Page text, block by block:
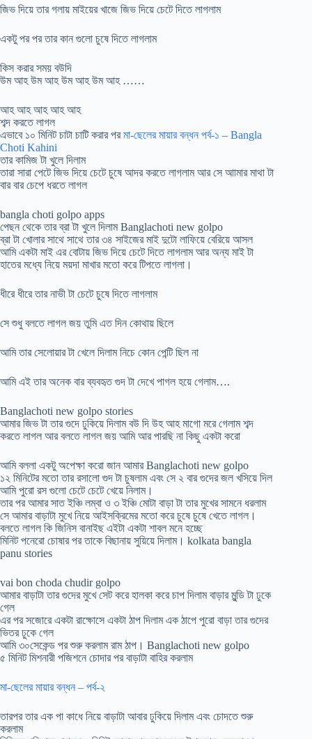
জিভ দিয়ে তার গলায় মাইয়ের খাজে জিভ দিয়ে চেটে দিতে লাগলাম
একটু পর পর তার কান গুলো চুষে দিতে লাগলাম
কিস করার সময় বউদি
উম আহ উম আহ উম আহ উম আহ ……
আহ আহ আহ আহ আহ
শব্দ করতে লাগল
এভাবে ১০ মিনিট চাটা চাটি করার পরমা-ছেলের মায়ার বন্ধন পর্ব-১ – Bangla
Choti Kahini
তার কামিজ টা খুলে দিলাম
তারা সারা পেটে জিভ দিয়ে চেটে চুষে আদর করতে লাগলাম আর সে আামার মাথা টা
বার বার চেপে ধরতে লাগল
bangla choti golpo apps
পেছন থেকে তার ব্রা টা খুলে দিলাম Banglachoti new golpo
ব্রা টা খোলার সাথে সাথে তার ৩৪ সাইজের মাই দুটো লাফিয়ে বেরিয়ে আসল
আমি একটা মাই এর বোটায় জিভ দিয়ে চেটে দিতে লাগলাম আর অন্য মাই টা
হাতের মধ্যে নিয়ে ময়দা মাখার মতো করে টিপতে লাগলা।
ধীরে ধীরে তার নাভী টা চেটে চুষে দিতে লাগলাম
সে শুধু বলতে লাগল জয় তুমি এত দিন কোথায় ছিলে
আমি তার সেলোয়ার টা খেলে দিলাম নিচে কোন পেন্টি ছিল না
আমি এই তার অনেক বার ব্যবহৃত গুদ টা দেখে পাগল হয়ে গেলাম….
Banglachoti new golpo stories
আমার জিভ টা তার গুদে ঢুকিয়ে দিলাম বউ দি উহ আহ মাগো মরে গেলাম শব্দ
করতে লাগল আর বলতে লাগল জয় আমি আর পারছি না কিছু একটা করো
আমি বললা একটু অপেক্ষা করো জান আমার Banglachoti new golpo
১২ মিনিটের মতো তার রসালো গুদ টা চুষলাম এবং সে ২ বার গুদের জল খসিয়ে দিল
আমি পুরো রস গুলো চেটে চেটে খেয়ে নিলাম।
তার পর আমার সাত ইঞ্চি লম্বা ও ৩ ইঞ্চি মোটা বাড়া টা তার মুখের সামনে ধরলাম
সে আমার বাড়াটা মুখে নিয়ে আইসক্রিমের মতো করে চুষে চুষে খেতে লাগল।
বলতে লাগল কি জিনিস বানাইছ এইটা একটা শাবল মনে হচ্ছে
মিনিট পনেরো চোষার পর তাকে বিছানায় সুয়িয়ে দিলাম। kolkata bangla
panu stories
vai bon choda chudir golpo
আমার বাড়াটা তার গুদের মুখে সেট করে হালকা করে চাপ দিলাম বাড়ার মুন্ডি টা ঢুকে
গেল
এর পর সজোরে একটা রাক্ষোসে একটা ঠাপ দিলাম এক ঠাপে পুরো বাড়া তার গুদের
ভিতর ঢুকে গেল
আমি ৩০সেকেন্ড পর শুরু করলাম রাম ঠাপ। Banglachoti new golpo
৫ মিনিট মিশনারী পজিশনে চোদার পর বাড়াটা বাহির করলাম
মা-ছেলের মায়ার বন্ধন – পর্ব-২
তারপর তার এক পা কাধে নিয়ে বাড়াটা আবার ঢুকিয়ে দিলাম এবং চোদতে শুরু
করলাম